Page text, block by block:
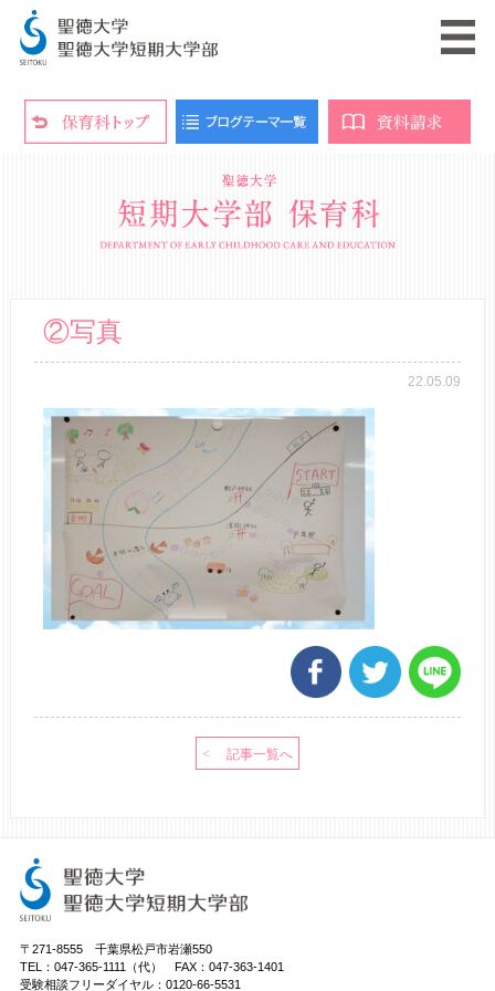
②写真
22.05.09
〒271-8555 千葉県松戸市岩瀬550
TEL：047-365-1111（代） FAX：047-363-1401
受験相談フリーダイヤル：0120-66-5531